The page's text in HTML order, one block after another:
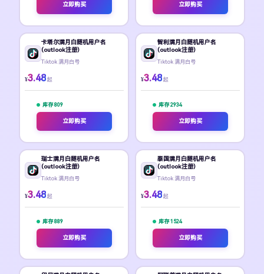
立即购买 立即购买
卡塔尔满月白随机用户名
(outlook注册)
Tiktok 满月白号
¥3.48 起
库存 809
立即购买
智利满月白随机用户名
(outlook注册)
Tiktok 满月白号
¥3.48 起
库存 2934
立即购买
瑞士满月白随机用户名
(outlook注册)
Tiktok 满月白号
¥3.48 起
库存 889
立即购买
泰国满月白随机用户名
(outlook注册)
Tiktok 满月白号
¥3.48 起
库存 1524
立即购买